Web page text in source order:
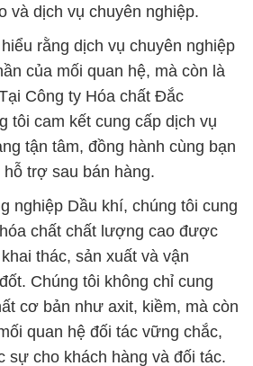
tôi cam kết cung cấp dịch vụ
tận tâm, đồng hành cùng bạn
trợ sau bán hàng.
nghiệp Dầu khí, chúng tôi cung
chất chất lượng cao được
thác, sản xuất và vận
Chúng tôi không chỉ cung
cơ bản như axit, kiềm, mà còn
quan hệ đối tác vững chắc,
sự cho khách hàng và đối tác.
của chúng tôi không chỉ
sản xuất mà còn khai thác
nguyên đặc biệt của đất nước
sản, và phế thải từ nông